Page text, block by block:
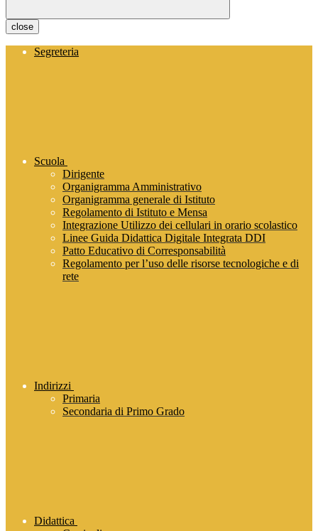
close
Segreteria
Scuola
Dirigente
Organigramma Amministrativo
Organigramma generale di Istituto
Regolamento di Istituto e Mensa
Integrazione Utilizzo dei cellulari in orario scolastico
Linee Guida Didattica Digitale Integrata DDI
Patto Educativo di Corresponsabilità
Regolamento per l’uso delle risorse tecnologiche e di
rete
Indirizzi
Primaria
Secondaria di Primo Grado
Didattica